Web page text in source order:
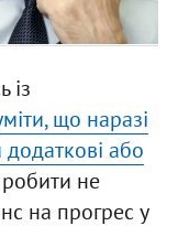
із
що наразі
або
не
на прогрес у